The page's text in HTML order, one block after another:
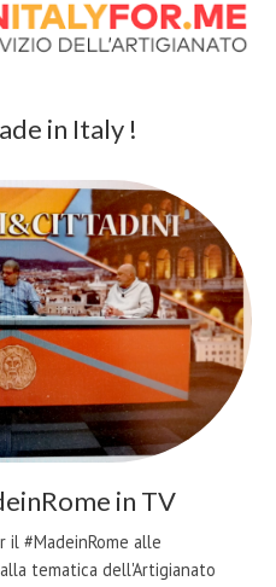
in Italy !
in TV
il #MadeinRome alle
tematica dell'Artigianato